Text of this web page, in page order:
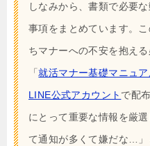
しなみから、書類で必要
事項をまとめています。
ちマナーへの不安を抱える
「就活マナー基礎マニュ
LINE公式アカウント で配
にとって重要な情報を厳
て通知が多くて嫌だな…」